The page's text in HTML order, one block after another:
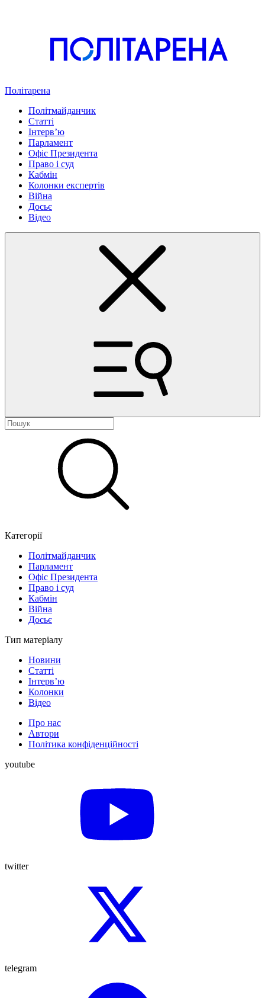
Політарена
Політмайданчик
Статті
Інтервʼю
Парламент
Офіс Президента
Право і суд
Кабмін
Колонки експертів
Війна
Досьє
Відео
Категорії
Політмайданчик
Парламент
Офіс Президента
Право і суд
Кабмін
Війна
Досьє
Тип матеріалу
Новини
Статті
Інтерв’ю
Колонки
Відео
Про нас
Автори
Політика конфіденційності
youtube
twitter
telegram